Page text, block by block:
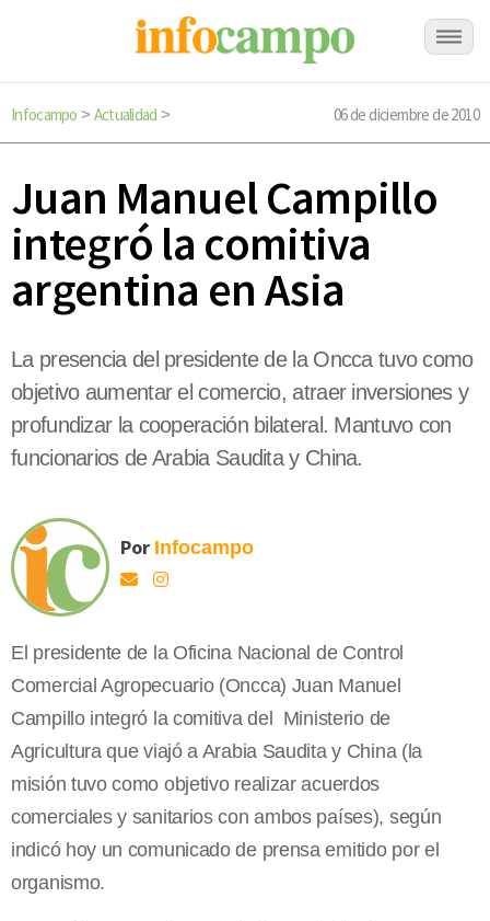
Infocampo > Actualidad > 06 de diciembre de 2010
Juan Manuel Campillo
integró la comitiva
argentina en Asia
La presencia del presidente de la Oncca tuvo como
objetivo aumentar el comercio, atraer inversiones y
profundizar la cooperación bilateral. Mantuvo con
funcionarios de Arabia Saudita y China.
Por Infocampo
El presidente de la Oficina Nacional de Control
Comercial Agropecuario (Oncca) Juan Manuel
Campillo integró la comitiva del Ministerio de
Agricultura que viajó a Arabia Saudita y China (la
misión tuvo como objetivo realizar acuerdos
comerciales y sanitarios con ambos países), según
indicó hoy un comunicado de prensa emitido por el
organismo.